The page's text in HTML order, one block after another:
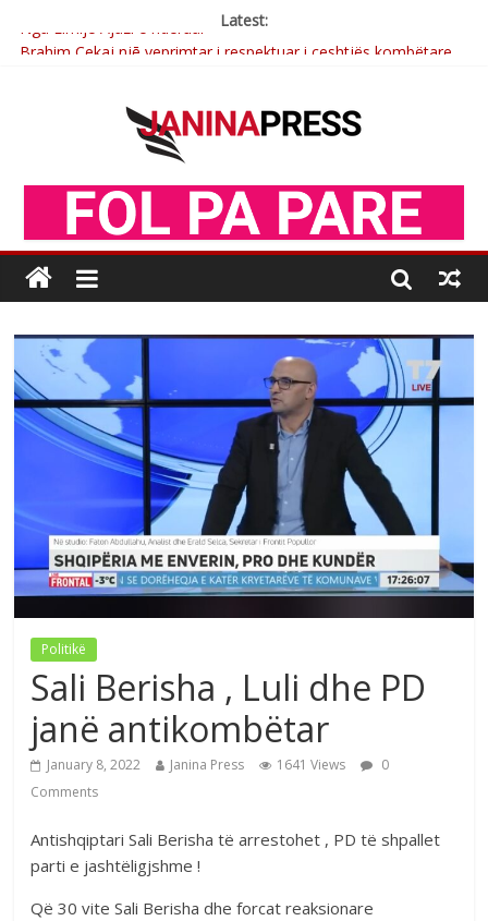
Latest:
Brahim Çekaj njē veprimtar i respektuar i çeshtjës kombëtare
Çlirimtari Agron Gërvalla me takime pune në atdhe të shoqerisë
Mimoza Gjoni artiste e mirëfilltë e këngës shqiptare
Nga Elmije Ajazi e nderuar
Politikë
Sali Berisha , Luli dhe PD
janë antikombëtar
January 8, 2022 Janina Press 1641 Views
0
Comments
Antishqiptari Sali Berisha të arrestohet , PD të shpallet
parti e jashtëligjshme !
Që 30 vite Sali Berisha dhe forcat reaksionare